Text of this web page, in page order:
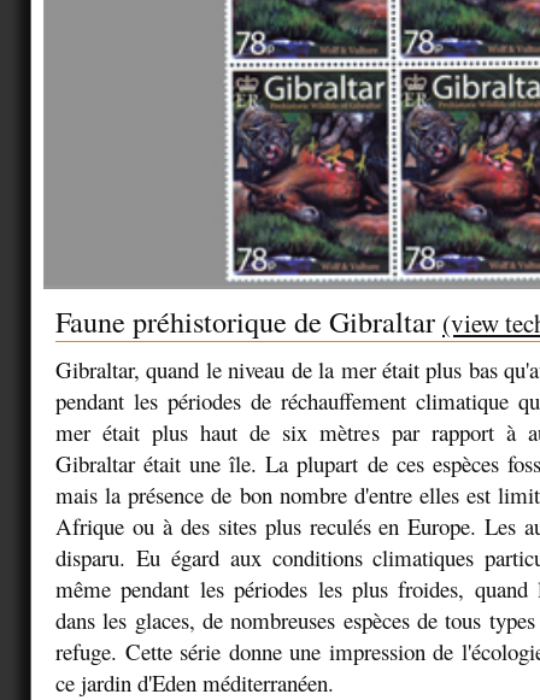
Faune préhistorique de Gibraltar (view
Gibraltar, quand le niveau de la mer était plus bas
pendant les périodes de réchauffement climatique
mer était plus haut de six mètres par rapport à
Gibraltar était une île. La plupart de ces espèces
mais la présence de bon nombre d'entre elles est
Afrique ou à des sites plus reculés en Europe. Les
disparu. Eu égard aux conditions climatiques
même pendant les périodes les plus froides, quand
dans les glaces, de nombreuses espèces de tous
refuge. Cette série donne une impression de
ce jardin d'Eden méditerranéen.